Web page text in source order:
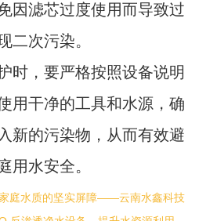
因滤芯过度使用而导致过
二次污染。
时，要严格按照设备说明
用干净的工具和水源，确
新的污染物，从而有效避
用水安全。
庭水质的坚实屏障——云南水鑫科技